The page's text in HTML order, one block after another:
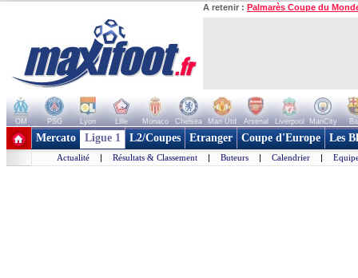
A retenir : Palmarès Coupe du
OM PSG Lyon Lille Monaco Chelsea Man Utd Arsenal Liverpool ManCity
+ de clubs
Mercato Ligue 1 L2/Coupes Etranger Coupe d'Europe Les
Actualité | Résultats & Classement | Buteurs | Calendrier |